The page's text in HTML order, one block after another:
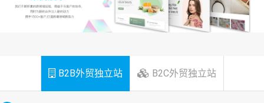
B2B外贸独立站 B2C外贸独立站